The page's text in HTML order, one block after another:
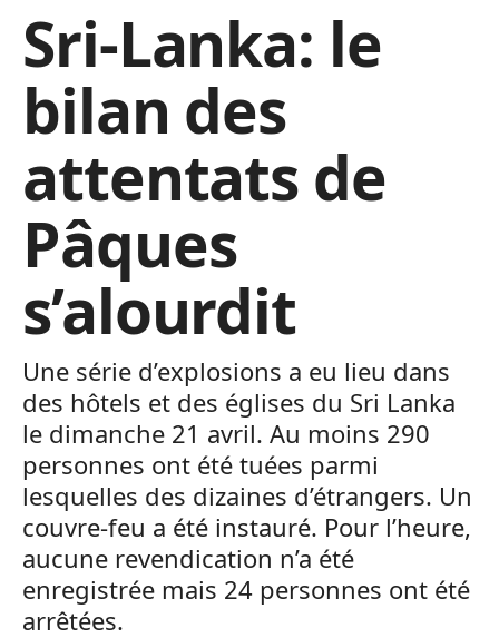
Sri-Lanka: le
bilan des
attentats de
Pâques
s’alourdit
Une série d’explosions a eu lieu dans
des hôtels et des églises du Sri Lanka
le dimanche 21 avril. Au moins 290
personnes ont été tuées parmi
lesquelles des dizaines d’étrangers. Un
couvre-feu a été instauré. Pour l’heure,
aucune revendication n’a été
enregistrée mais 24 personnes ont été
arrêtées.